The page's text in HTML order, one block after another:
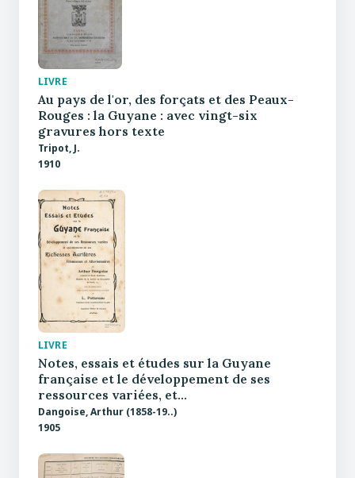
LIVRE
Au pays de l'or, des forçats et des Peaux-
Rouges : la Guyane : avec vingt-six
gravures hors texte
Tripot, J.
1910
LIVRE
Notes, essais et études sur la Guyane
française et le développement de ses
ressources variées, et…
Dangoise, Arthur (1858-19..)
1905